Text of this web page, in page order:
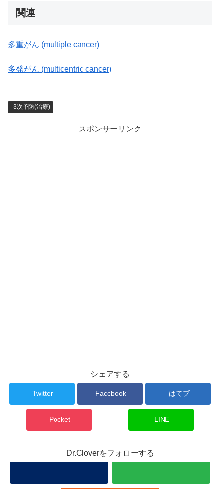
関連
多重がん (multiple cancer)
多発がん (multicentric cancer)
3次予防(治療)
スポンサーリンク
シェアする
Twitter Facebook はてブ
Pocket LINE
Dr.Cloverをフォローする